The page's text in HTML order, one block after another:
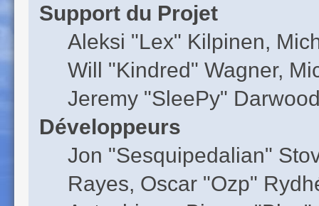
Support du Projet
Aleksi "Lex" Kilpinen,
Will "Kindred" Wagner,
Jeremy "SleePy"
Développeurs
Jon "Sesquipedalian"
Rayes, Oscar "Ozp"